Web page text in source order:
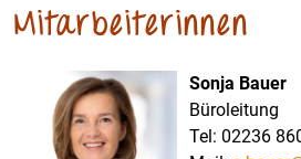
Mitarbeiterinnen
Sonja Bauer
Büroleitung
Tel: 02236